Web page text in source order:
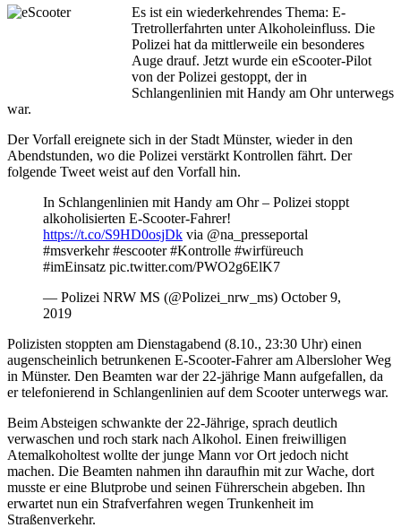
Es ist ein wiederkehrendes Thema: E-
Tretrollerfahrten unter Alkoholeinfluss. Die
Polizei hat da mittlerweile ein besonderes
Auge drauf. Jetzt wurde ein eScooter-Pilot
von der Polizei gestoppt, der in
Schlangenlinien mit Handy am Ohr unterwegs
war.
Der Vorfall ereignete sich in der Stadt Münster, wieder in den
Abendstunden, wo die Polizei verstärkt Kontrollen fährt. Der
folgende Tweet weist auf den Vorfall hin.
In Schlangenlinien mit Handy am Ohr – Polizei stoppt
alkoholisierten E-Scooter-Fahrer!
https://t.co/S9HD0osjDk via @na_presseportal
#msverkehr #escooter #Kontrolle #wirfüreuch
#imEinsatz pic.twitter.com/PWO2g6ElK7
— Polizei NRW MS (@Polizei_nrw_ms) October 9,
2019
Polizisten stoppten am Dienstagabend (8.10., 23:30 Uhr) einen
augenscheinlich betrunkenen E-Scooter-Fahrer am Albersloher Weg
in Münster. Den Beamten war der 22-jährige Mann aufgefallen, da
er telefonierend in Schlangenlinien auf dem Scooter unterwegs war.
Beim Absteigen schwankte der 22-Jährige, sprach deutlich
verwaschen und roch stark nach Alkohol. Einen freiwilligen
Atemalkoholtest wollte der junge Mann vor Ort jedoch nicht
machen. Die Beamten nahmen ihn daraufhin mit zur Wache, dort
musste er eine Blutprobe und seinen Führerschein abgeben. Ihn
erwartet nun ein Strafverfahren wegen Trunkenheit im
Straßenverkehr.